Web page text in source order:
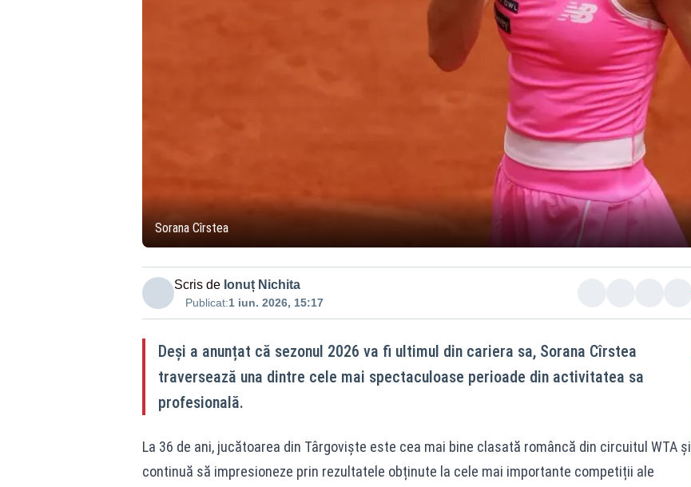
Sorana Cîrstea
Scris de Ionuț Nichita
Publicat:1 iun. 2026, 15:17
Deși a anunțat că sezonul 2026 va fi ultimul din cariera sa, Sorana Cîrstea
traversează una dintre cele mai spectaculoase perioade din activitatea sa
profesională.
La 36 de ani, jucătoarea din Târgoviște este cea mai bine clasată româncă din circuitul WTA și
continuă să impresioneze prin rezultatele obținute la cele mai importante competiții ale